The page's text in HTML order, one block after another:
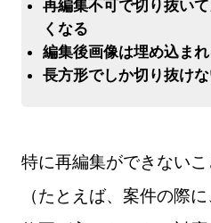
再編集不可で切り抜い
くなる
編集後画像は埋め込ま
長方形でしか切り抜け
特に再編集ができない
（たとえば、案件の際